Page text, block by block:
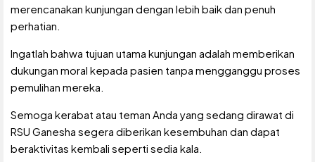
merencanakan kunjungan dengan lebih baik dan penuh
perhatian.
Ingatlah bahwa tujuan utama kunjungan adalah memberikan
dukungan moral kepada pasien tanpa mengganggu proses
pemulihan mereka.
Semoga kerabat atau teman Anda yang sedang dirawat di
RSU Ganesha segera diberikan kesembuhan dan dapat
beraktivitas kembali seperti sedia kala.